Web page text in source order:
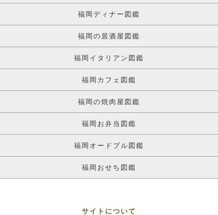
福岡ディナー図鑑
福岡の居酒屋図鑑
福岡イタリアン図鑑
福岡カフェ図鑑
福岡の焼肉屋図鑑
福岡お弁当図鑑
福岡オードブル図鑑
福岡おせち図鑑
サイトについて